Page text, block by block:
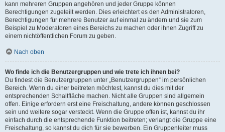
kann mehreren Gruppen angehören und jeder Gruppe können
Berechtigungen zugeteilt werden. Dies erleichtert es den Administratoren,
Berechtigungen für mehrere Benutzer auf einmal zu ändern und sie zum
Beispiel zu Moderatoren eines Bereichs zu machen oder ihnen Zugriff zu
einem nichtöffentlichen Forum zu geben.
Nach oben
Wo finde ich die Benutzergruppen und wie trete ich ihnen bei?
Du findest die Benutzergruppen unter „Benutzergruppen“ im persönlichen
Bereich. Wenn du einer beitreten möchtest, kannst du dies mit der
entsprechenden Schaltfläche machen. Nicht alle Gruppen sind allgemein
offen. Einige erfordern erst eine Freischaltung, andere können geschlossen
sein und weitere sogar versteckt. Wenn die Gruppe offen ist, kannst du ihr
einfach durch die entsprechende Funktion beitreten; verlangt die Gruppe eine
Freischaltung, so kannst du dich für sie bewerben. Ein Gruppenleiter muss